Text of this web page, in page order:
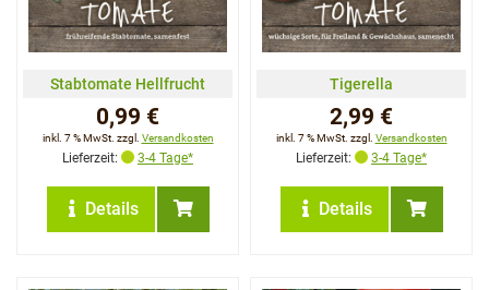
Stabtomate Hellfrucht
0,99 €
inkl. 7 % MwSt. zzgl. Versandkosten
Lieferzeit: 3-4 Tage*
Details
Tigerella
2,99 €
inkl. 7 % MwSt. zzgl. Versandkosten
Lieferzeit: 3-4 Tage*
Details